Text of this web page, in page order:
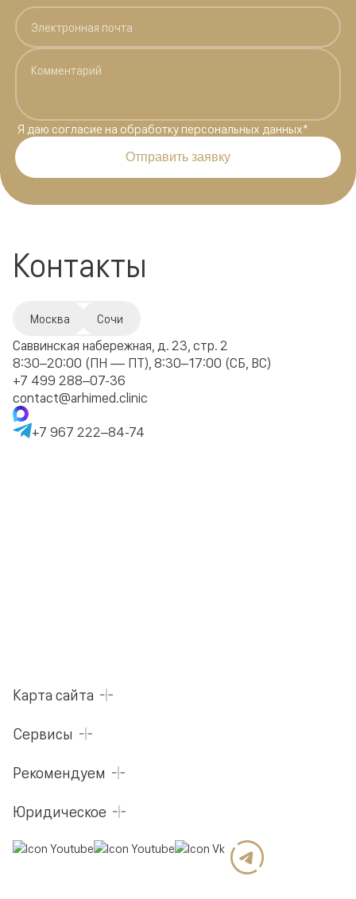
Я даю согласие на обработку персональных данных*
Отправить заявку
Контакты
Москва Сочи
Саввинская набережная, д. 23, стр. 2
8:30–20:00 (ПН — ПТ), 8:30–17:00 (СБ, ВС)
+7 499 288–07-36
contact@arhimed.clinic
+7 967 222–84-74
Карта сайта
Сервисы
Рекомендуем
Юридическое